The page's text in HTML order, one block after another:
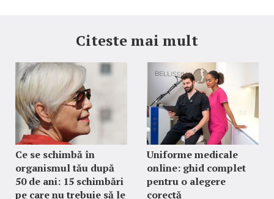
Citeste mai mult
Ce se schimbă în
organismul tău după
50 de ani: 15 schimbări
pe care nu trebuie să le
Uniforme medicale
online: ghid complet
pentru o alegere
corectă